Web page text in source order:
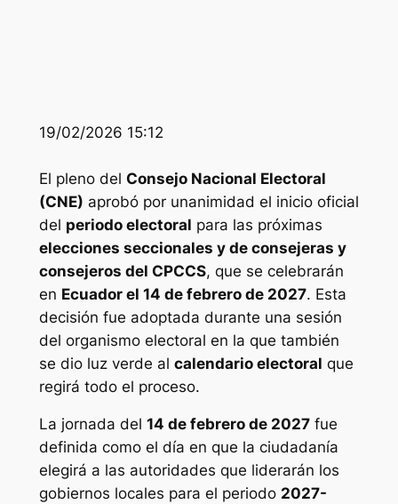
19/02/2026 15:12
El pleno del Consejo Nacional Electoral
(CNE) aprobó por unanimidad el inicio oficial
del periodo electoral para las próximas
elecciones seccionales y de consejeras y
consejeros del CPCCS, que se celebrarán
en Ecuador el 14 de febrero de 2027. Esta
decisión fue adoptada durante una sesión
del organismo electoral en la que también
se dio luz verde al calendario electoral que
regirá todo el proceso.
La jornada del 14 de febrero de 2027fue
definida como el día en que la ciudadanía
elegirá a las autoridades que liderarán los
gobiernos locales para el periodo 2027-